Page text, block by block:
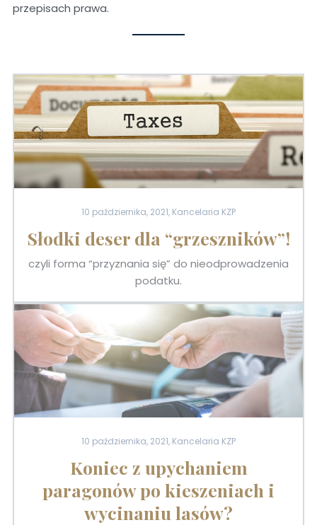
przepisach prawa.
10 października, 2021, Kancelaria KZP
Słodki deser dla “grzeszników”!
czyli forma “przyznania się” do nieodprowadzenia
podatku.
10 października, 2021, Kancelaria KZP
Koniec z upychaniem
paragonów po kieszeniach i
wycinaniu lasów?